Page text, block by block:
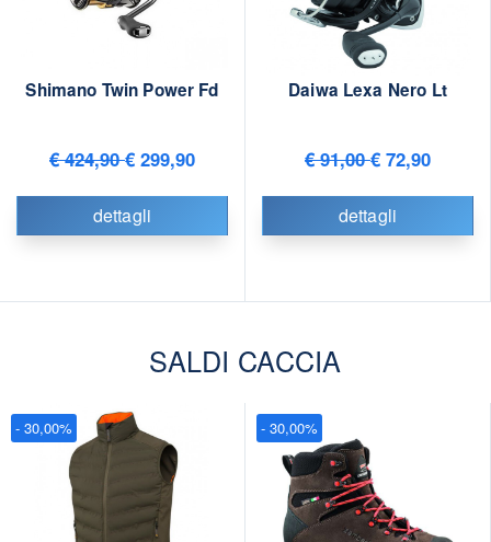
Shimano Twin Power Fd
€ 424,90€ 299,90
dettagli
Daiwa Lexa Nero Lt
€ 91,00€ 72,90
dettagli
SALDI CACCIA
- 30,00% - 30,00%